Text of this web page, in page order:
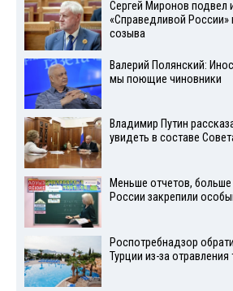
Сергей Миронов подвел
«Справедливой России»
созыва
Валерий Полянский:
мы поющие чиновники
Владимир Путин
увидеть в составе
Меньше отчетов,
России закрепили
Роспотребнадзор
Турции из-за отравления